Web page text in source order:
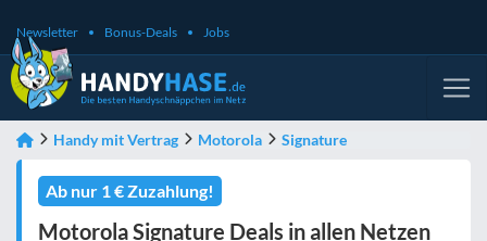
Newsletter Bonus-Deals Jobs
Handy mit Vertrag Motorola Signature
Ab nur 1 € Zuzahlung!
Motorola Signature Deals in allen Netzen